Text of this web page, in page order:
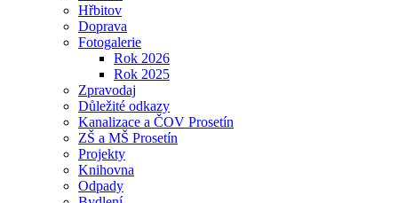
Hřbitov
Doprava
Fotogalerie
Rok 2026
Rok 2025
Zpravodaj
Důležité odkazy
Kanalizace a ČOV Prosetín
ZŠ a MŠ Prosetín
Projekty
Knihovna
Odpady